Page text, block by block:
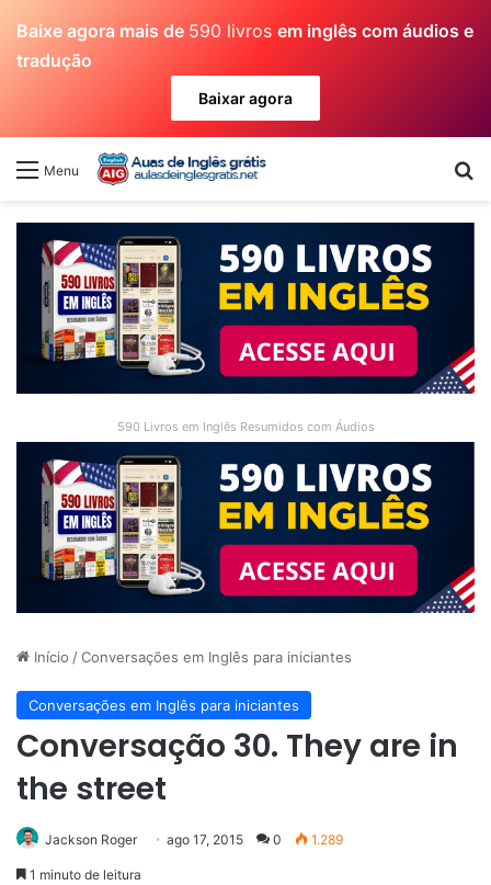
Baixe agora mais de 590 livros em inglês com áudios e
tradução
Baixar agora
Menu
590 Livros em Inglês Resumidos com Áudios
Início /Conversações em Inglês para iniciantes
Conversações em Inglês para iniciantes
Conversação 30. They are in
the street
Jackson Roger ago 17, 2015 0 1.289
1 minuto de leitura